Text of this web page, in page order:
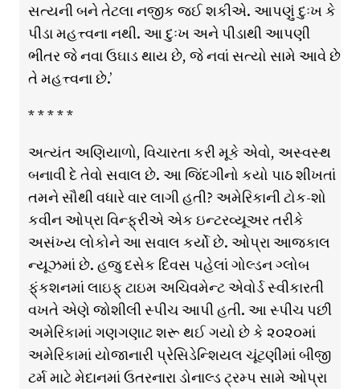
સત્યની બને તેટલા નજીક જઈ શકીએ. આપણું દુઃખ કે
પીડા મહત્ત્વના નથી. આ દુઃખ અને પીડાથી આપણી
ભીતર જે નવા ઉઘાડ થાય છે, જે નવાં સત્યો સામે આવે છે
તે મહત્ત્વના છે.’
* * * * *
અત્યંત અણિયાળો, વિચારતા કરી મૂકે એવો, અસ્વસ્થ
બનાવી દે તેવો સવાલ છે. આ જિંદગીનો કયો પાઠ શીખતાં
તમને સૌથી વધારે વાર લાગી હતી? અમેરિકાની ટોક-શો
કવીન ઓપ્રા વિન્ફ્રીએ એક ઇન્ટરવ્યૂઅર તરીકે
અસંખ્ય લોકોને આ સવાલ કર્યો છે. ઓપ્રા આજકાલ
ન્યૂઝમાં છે. હજુ દસેક દિવસ પહેલાં ગોલ્ડન ગ્લોબ
ફ્ંકશનમાં લાઇફ્ ટાઇમ અચિવમેન્ટ એવોર્ડ સ્વીકારતી
વખતે એણે જોશીલી સ્પીચ આપી હતી. આ સ્પીચ પછી
અમેરિકામાં ગણગણાટ શરૂ થઈ ગયો છે કે ૨૦૨૦માં
અમેરિકામાં યોજાનારી પ્રેસિડેન્શિયલ ચૂંટણીમાં બીજી
ટર્મ માટે મેદાનમાં ઉતરનારા ડોનાલ્ડ ટ્રમ્પ સામે ઓપ્રા